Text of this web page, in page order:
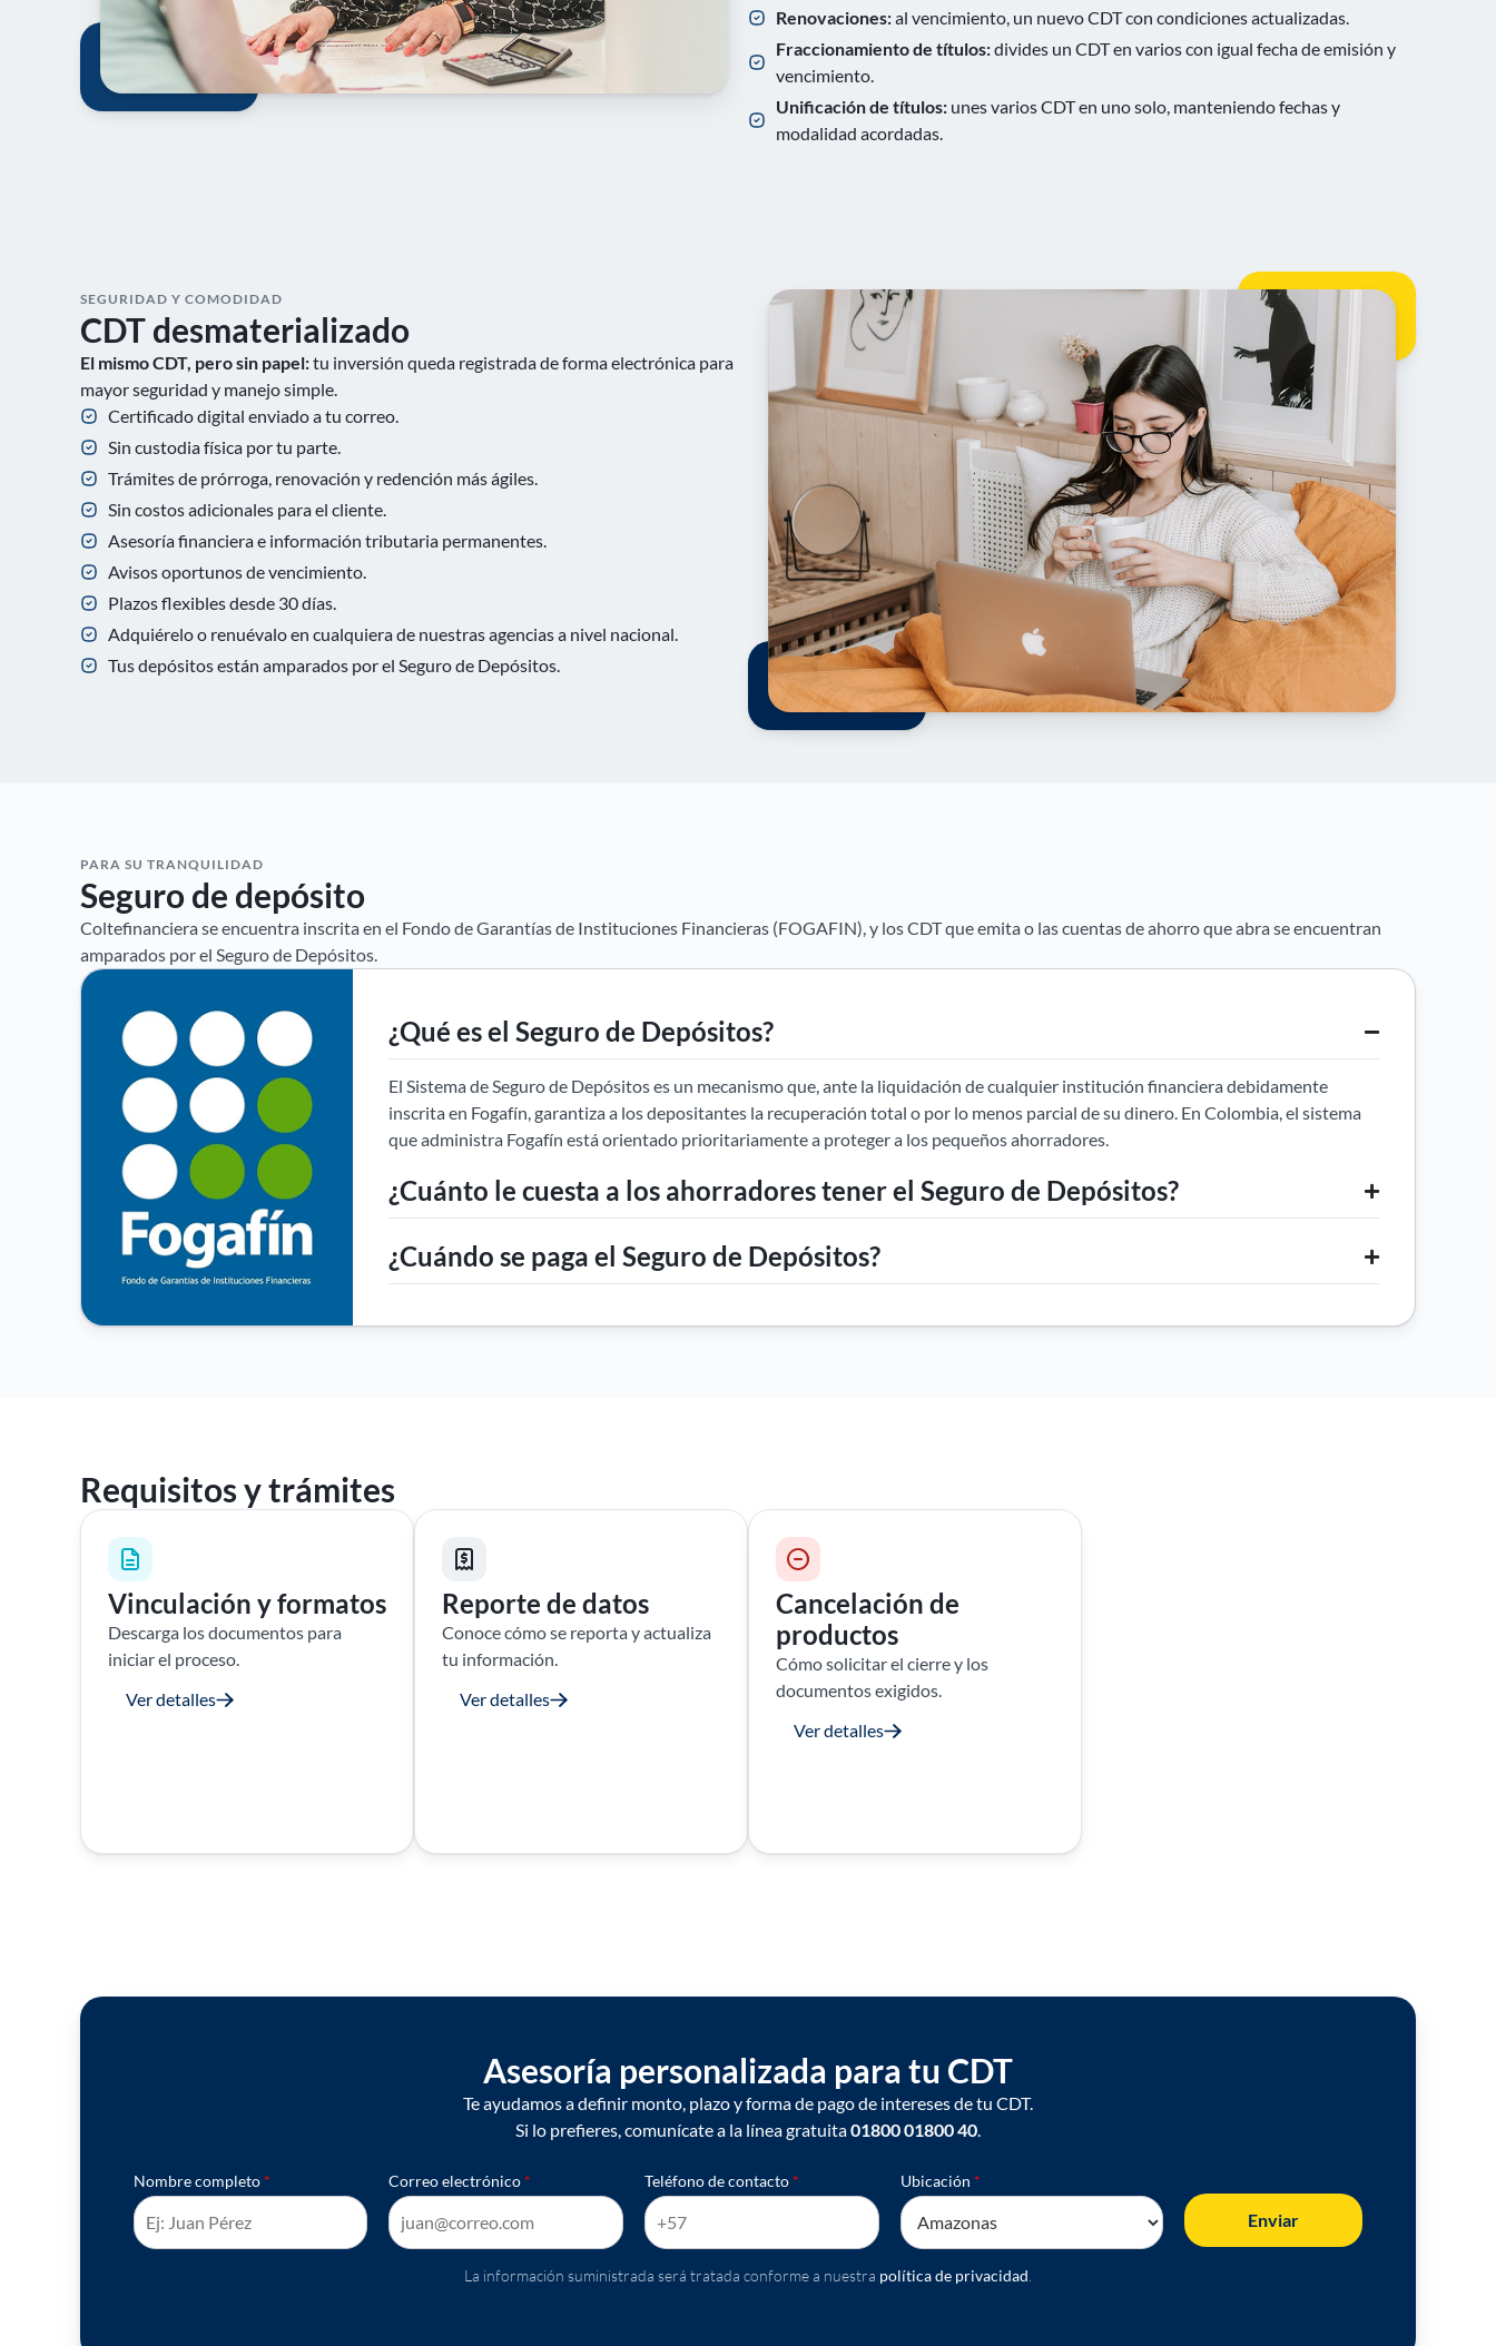
Renovaciones:al vencimiento, un nuevo CDT con condiciones actualizadas.
Fraccionamiento de títulos:divides un CDT en varios con igual fecha de emisión y
vencimiento.
Unificación de títulos: unes varios CDT en uno solo, manteniendo fechas y
modalidad acordadas.
SEGURIDAD Y COMODIDAD
CDT desmaterializado
El mismo CDT, pero sin papel:tu inversión queda registrada de forma electrónica para
mayor seguridad y manejo simple.
Certificado digital enviado a tu correo.
Sin custodia física por tu parte.
Trámites de prórroga, renovación y redención más ágiles.
Sin costos adicionales para el cliente.
Asesoría financiera e información tributaria permanentes.
Avisos oportunos de vencimiento.
Plazos flexibles desde 30 días.
Adquiérelo o renuévalo en cualquiera de nuestras agencias a nivel nacional.
Tus depósitos están amparados por el Seguro de Depósitos.
PARA SU TRANQUILIDAD
Seguro de depósito
Coltefinanciera se encuentra inscrita en el Fondo de Garantías de Instituciones Financieras (FOGAFIN), y los CDT que emita o las cuentas de ahorro que abra se encuentran
amparados por el Seguro de Depósitos.
¿Qué es el Seguro de Depósitos?
El Sistema de Seguro de Depósitos es un mecanismo que, ante la liquidación de cualquier institución financiera debidamente
inscrita en Fogafín, garantiza a los depositantes la recuperación total o por lo menos parcial de su dinero. En Colombia, el sistema
que administra Fogafín está orientado prioritariamente a proteger a los pequeños ahorradores.
¿Cuánto le cuesta a los ahorradores tener el Seguro de Depósitos?
¿Cuándo se paga el Seguro de Depósitos?
Requisitos y trámites
Vinculación y formatos
Descarga los documentos para
iniciar el proceso.
Ver detalles
Reporte de datos
Conoce cómo se reporta y actualiza
tu información.
Ver detalles
Cancelación de
productos
Cómo solicitar el cierre y los
documentos exigidos.
Ver detalles
Asesoría personalizada para tu CDT
Te ayudamos a definir monto, plazo y forma de pago de intereses de tu CDT.
Si lo prefieres, comunícate a la línea gratuita01800 01800 40.
Nombre completo * Correo electrónico * Teléfono de contacto * Ubicación *
Enviar
La información suministrada será tratada conforme a nuestra política de privacidad